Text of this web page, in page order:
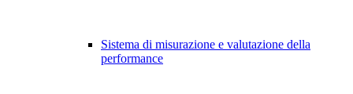
Sistema di misurazione e valutazione della
performance